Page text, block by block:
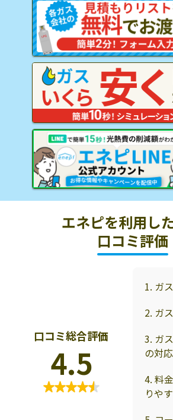
エネピを利用し
口コミ評価
口コミ総合評価
4.5
1. ガ
2. ガ
3. ガ
の対
4. 料
りや